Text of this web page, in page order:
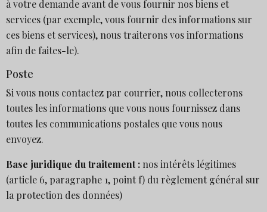
à votre demande avant de vous fournir nos biens et
services (par exemple, vous fournir des informations sur
ces biens et services), nous traiterons vos informations
afin de faites-le).
Poste
Si vous nous contactez par courrier, nous collecterons
toutes les informations que vous nous fournissez dans
toutes les communications postales que vous nous
envoyez.
Base juridique du traitement : nos intérêts légitimes
(article 6, paragraphe 1, point f) du règlement général sur
la protection des données)